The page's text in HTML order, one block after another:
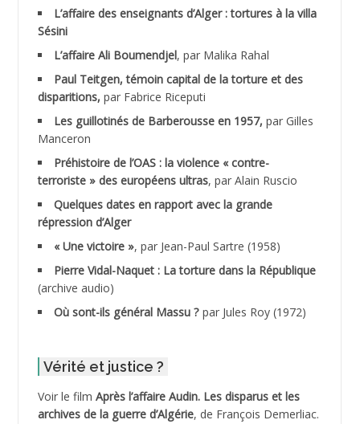
ACHLAF Ali
ADALMI
ADANE Ramdane *
ADDAD
ADDALA Boualem*
ADDANE
ADDECHE Rachid
ADELIOUAT Vve AIT SAADA
ADJANI Khaled
L’affaire des enseignants d’Alger : tortures à la villa
Sésini
L’affaire Ali Boumendjel, par Malika Rahal
Paul Teitgen, témoin capital de la torture et des
disparitions, par Fabrice Riceputi
Les guillotinés de Barberousse en 1957, par Gilles
Manceron
Préhistoire de l’OAS : la violence « contre-
terroriste » des européens ultras, par Alain Ruscio
Quelques dates en rapport avec la grande
répression d’Alger
« Une victoire », par Jean-Paul Sartre (1958)
Pierre Vidal-Naquet : La torture dans la République
(archive audio)
Où sont-ils général Massu ? par Jules Roy (1972)
Vérité et justice ?
Voir le film Après l’affaire Audin. Les disparus et les
archives de la guerre d’Algérie, de François Demerliac.